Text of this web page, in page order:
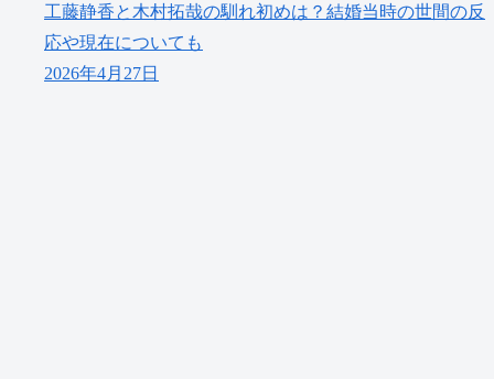
工藤静香と木村拓哉の馴れ初めは？結婚当時の世間の反
応や現在についても
2026年4月27日